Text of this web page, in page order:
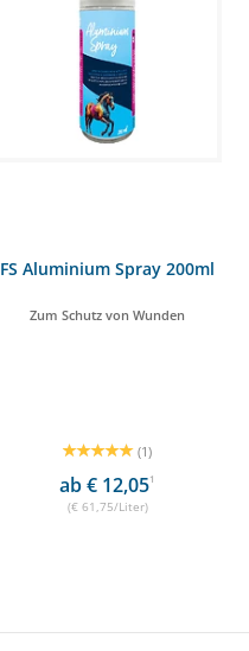
FS Aluminium Spray 200ml
Zum Schutz von Wunden
(1)
ab € 12,051
(€ 61,75/Liter)